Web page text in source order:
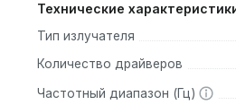
серебряным
High-Si Kevlar в проводной
Технические
Тип излучателя
Количество драйверов
Частотный диапазон (Гц)